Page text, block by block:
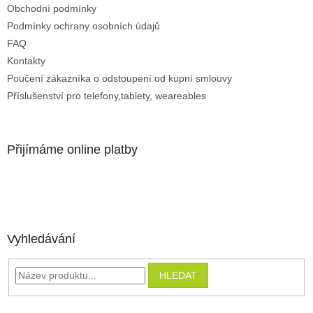
Obchodní podmínky
Podmínky ochrany osobních údajů
FAQ
Kontakty
Poučení zákazníka o odstoupení od kupní smlouvy
Příslušenství pro telefony,tablety, weareables
Přijímáme online platby
Vyhledávání
HLEDAT